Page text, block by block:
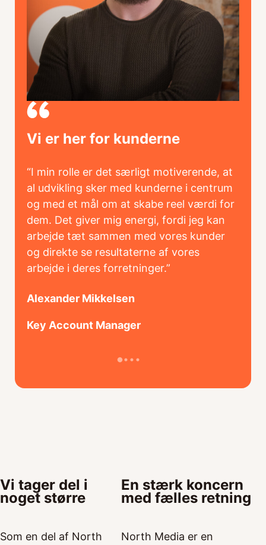
Vi er her for kunderne
“I min rolle er det særligt motiverende, at
al udvikling sker med kunderne i centrum
og med et mål om at skabe reel værdi for
dem. Det giver mig energi, fordi jeg kan
arbejde tæt sammen med vores kunder
og direkte se resultaterne af vores
arbejde i deres forretninger.”
Alexander Mikkelsen
Key Account Manager
Vi tager del i
noget større
Som en del af North
En stærk koncern
med fælles retning
North Media er en